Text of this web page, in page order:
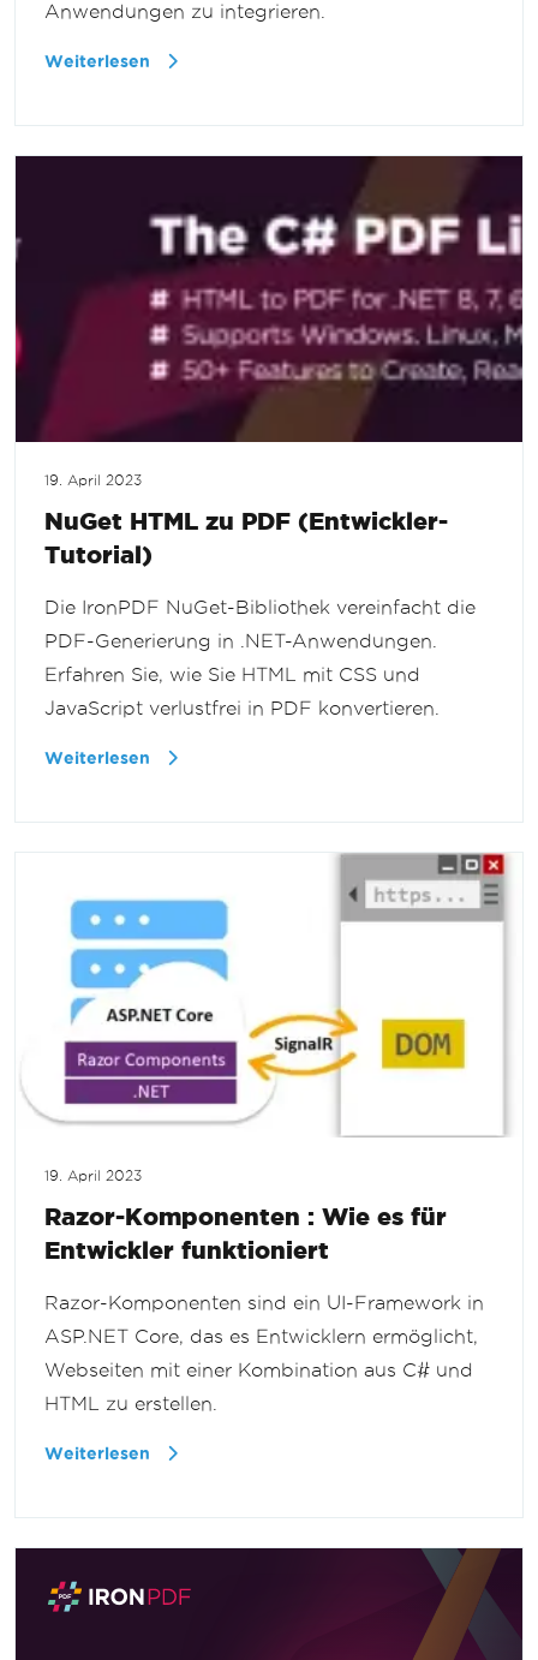
Anwendungen zu integrieren.
Weiterlesen
19. April 2023
NuGet HTML zu PDF (Entwickler-
Tutorial)
Die IronPDF NuGet-Bibliothek vereinfacht die
PDF-Generierung in .NET-Anwendungen.
Erfahren Sie, wie Sie HTML mit CSS und
JavaScript verlustfrei in PDF konvertieren.
Weiterlesen
19. April 2023
Razor-Komponenten : Wie es für
Entwickler funktioniert
Razor-Komponenten sind ein UI-Framework in
ASP.NET Core, das es Entwicklern ermöglicht,
Webseiten mit einer Kombination aus C# und
HTML zu erstellen.
Weiterlesen